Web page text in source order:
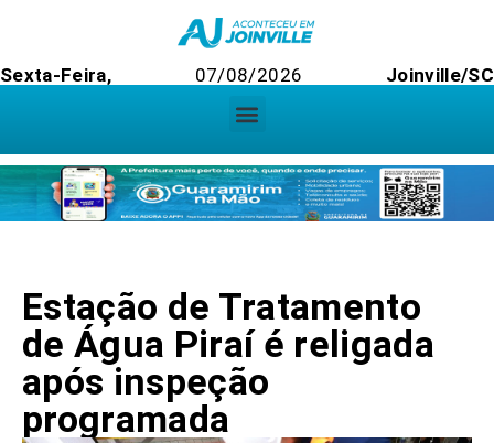
Sexta-Feira, 07/08/2026 Joinville/SC
Estação de Tratamento
de Água Piraí é religada
após inspeção
programada